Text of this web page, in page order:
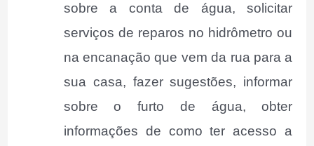
sobre a conta de água, solicitar
serviços de reparos no hidrômetro ou
na encanação que vem da rua para a
sua casa, fazer sugestões, informar
sobre o furto de água, obter
informações de como ter acesso a